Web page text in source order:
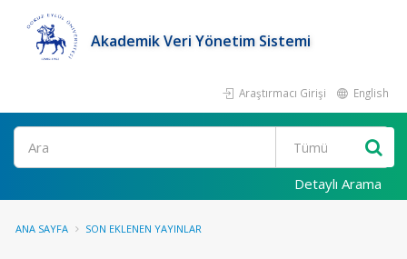
Akademik Veri Yönetim Sistemi
Araştırmacı Girişi English
Ara
Detaylı Arama
ANA SAYFA SON EKLENEN YAYINLAR